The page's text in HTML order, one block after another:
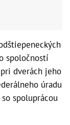
spoločností
dverách jeho
úradu
spoluprácou